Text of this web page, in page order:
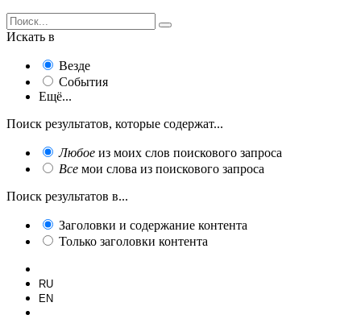
Искать в
Везде
События
Ещё...
Поиск результатов, которые содержат...
Любое из моих слов поискового запроса
Все мои слова из поискового запроса
Поиск результатов в...
Заголовки и содержание контента
Только заголовки контента
RU
EN